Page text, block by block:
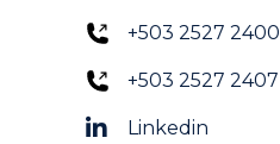
+503 2527 2400
+503 2527 2407
Linkedin